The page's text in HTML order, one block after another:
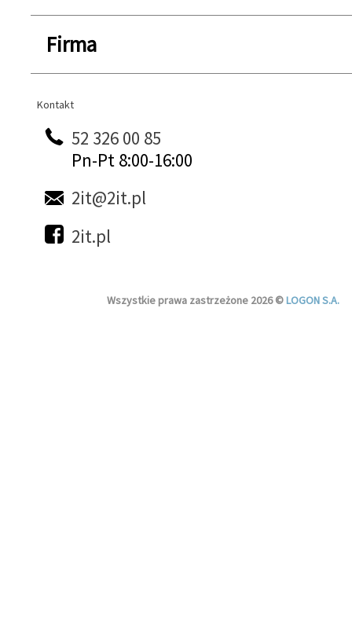
Firma
Kontakt
Kontakt
52 326 00 85
Pn-Pt 8:00-16:00
2it@2it.pl
2it.pl
Wszystkie prawa zastrzeżone 2026 ©LOGON S.A.